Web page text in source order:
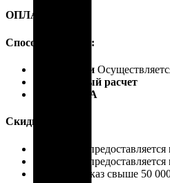
ОПЛАТА
Способы оплаты:
Наличными
Безналичный расчет
Карты VISA
Скидки:
Скидка 4%
Скидка 7%
Если ваш заказ свыше 50